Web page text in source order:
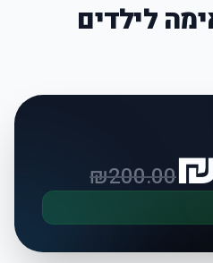
לילדים
₪200.00